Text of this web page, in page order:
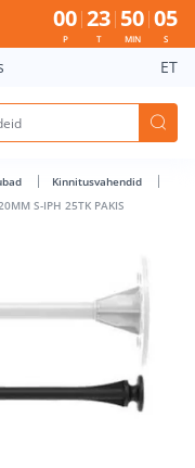
S-IPH 25TK
00
P
23
T
50
MIN
05
S
ET
Kinnitusvahendid
S-IPH 25TK PAKIS